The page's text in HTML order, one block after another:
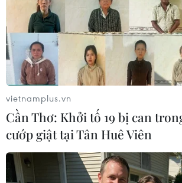
Phần thi điều lệnh của các đơn vị. (Ảnh:
vietnamplus.vn
Cần Thơ: Khởi tố 19 bị can
cướp giật tại Tân Huê Viên